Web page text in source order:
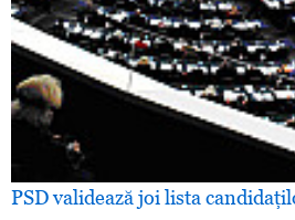
PSD validează joi lista